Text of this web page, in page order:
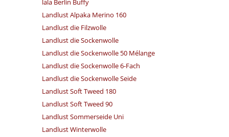
lala Berlin Buffy
Landlust Alpaka Merino 160
Landlust die Filzwolle
Landlust die Sockenwolle
Landlust die Sockenwolle 50 Mélange
Landlust die Sockenwolle 6-Fach
Landlust die Sockenwolle Seide
Landlust Soft Tweed 180
Landlust Soft Tweed 90
Landlust Sommerseide Uni
Landlust Winterwolle